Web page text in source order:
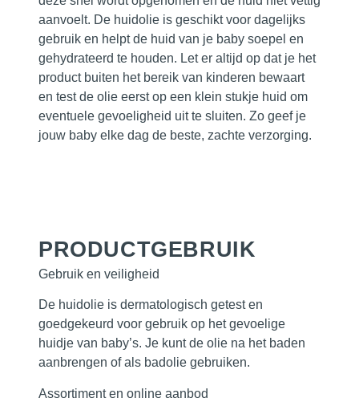
aanvoelt. De huidolie is geschikt voor dagelijks
gebruik en helpt de huid van je baby soepel en
gehydrateerd te houden. Let er altijd op dat je het
product buiten het bereik van kinderen bewaart
en test de olie eerst op een klein stukje huid om
eventuele gevoeligheid uit te sluiten. Zo geef je
jouw baby elke dag de beste, zachte verzorging.
PRODUCTGEBRUIK
Gebruik en veiligheid
De huidolie is dermatologisch getest en
goedgekeurd voor gebruik op het gevoelige
huidje van baby’s. Je kunt de olie na het baden
aanbrengen of als badolie gebruiken.
Assortiment en online aanbod